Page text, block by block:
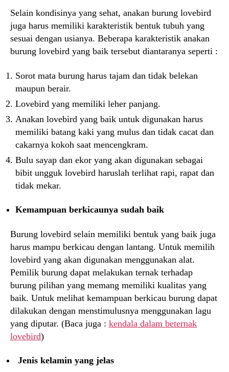
Selain kondisinya yang sehat, anakan burung lovebird
juga harus memiliki karakteristik bentuk tubuh yang
sesuai dengan usianya. Beberapa karakteristik anakan
burung lovebird yang baik tersebut diantaranya seperti :
Sorot mata burung harus tajam dan tidak belekan
maupun berair.
Lovebird yang memiliki leher panjang.
Anakan lovebird yang baik untuk digunakan harus
memiliki batang kaki yang mulus dan tidak cacat dan
cakarnya kokoh saat mencengkram.
Bulu sayap dan ekor yang akan digunakan sebagai
bibit ungguk lovebird haruslah terlihat rapi, rapat dan
tidak mekar.
Kemampuan berkicaunya sudah baik
Burung lovebird selain memiliki bentuk yang baik juga
harus mampu berkicau dengan lantang. Untuk memilih
lovebird yang akan digunakan menggunakan alat.
Pemilik burung dapat melakukan ternak terhadap
burung pilihan yang memang memiliki kualitas yang
baik. Untuk melihat kemampuan berkicau burung dapat
dilakukan dengan menstimulusnya menggunakan lagu
yang diputar. (Baca juga : kendala dalam beternak
lovebird)
Jenis kelamin yang jelas